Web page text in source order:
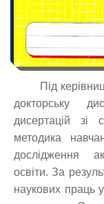
Під
докторську
дисертацій зі
методика
дослідження
освіти. За
наукових праць